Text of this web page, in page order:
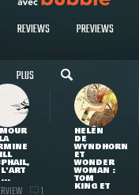
REVIEWS PREVIEWS
PLUS
...
1
HELEN
DE
WYNDHORN
ET
WONDER
WOMAN :
TOM
KING ET